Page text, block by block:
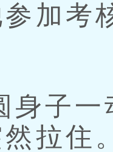
加考
子一
拉住